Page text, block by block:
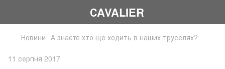
СAVALIER
Новини А знаєте хто ще ходить в наших труселях?
11 серпня 2017